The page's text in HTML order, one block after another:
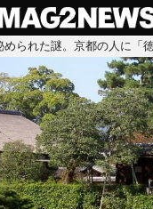
められた謎。京都の人に「